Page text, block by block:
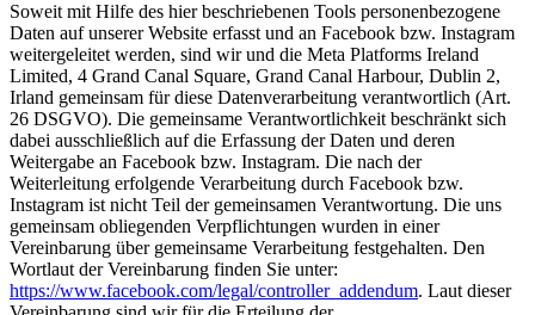
Soweit mit Hilfe des hier beschriebenen Tools personenbezogene
Daten auf unserer Website erfasst und an Facebook bzw. Instagram
weitergeleitet werden, sind wir und die Meta Platforms Ireland
Limited, 4 Grand Canal Square, Grand Canal Harbour, Dublin 2,
Irland gemeinsam für diese Datenverarbeitung verantwortlich (Art.
26 DSGVO). Die gemeinsame Verantwortlichkeit beschränkt sich
dabei ausschließlich auf die Erfassung der Daten und deren
Weitergabe an Facebook bzw. Instagram. Die nach der
Weiterleitung erfolgende Verarbeitung durch Facebook bzw.
Instagram ist nicht Teil der gemeinsamen Verantwortung. Die uns
gemeinsam obliegenden Verpflichtungen wurden in einer
Vereinbarung über gemeinsame Verarbeitung festgehalten. Den
Wortlaut der Vereinbarung finden Sie unter:
https://www.facebook.com/legal/controller_addendum. Laut dieser